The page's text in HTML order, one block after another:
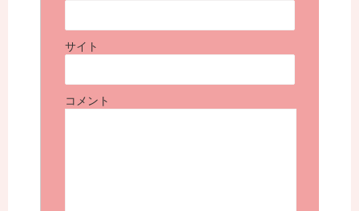
サイト
コメント